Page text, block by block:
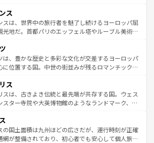
くれるイタリアで、忘れられない旅をしてみよう！
新着のイタリア情報はコンテンツ一覧 を参照してほ
根付くこの国では、情熱的なフラメンコ、熱気あふ
牛、そして美味しいタパスが生活の一部となってい
都マドリードの洗練された雰囲気や、バルセロナの
都市、穏やかなビーチリゾートまで多彩な表情を見
地方によって風土や気候が異なるスペインはその個
性で訪れる人を魅了する。 なお、新着のスペイン情報はコ
ス
スは、世界中の旅行者を魅了し続けるヨーロッパ屈
光地だ。首都パリのエッフェル塔やルーブル美術館
広い魅力が詰まっている。華麗な宮殿、歴史的な大
美しいビーチ、そして豊かな自然が、訪れる者を心
了する。また、フランスは美食の国としても知ら
シャンパンの発祥地であるランス、プロヴァンスの
いラベンダー畑など、多彩な楽しみ方が可能だ。さ
パリ以外の地域にも魅力が溢れており、どの街角に
方に足を運ぶとそれぞれで全く異なる文化を体験で
きるだろう。 なお、新着のフランス情報はコンテンツ一覧
してほしい。
は、豊かな歴史と多彩な文化が交差するヨーロッパ
に位置する国。中世の街並みが残るロマンチック街
つこの国は、どこを歩いても飽きることがない。ベ
の文化的活気、バイエルン州のアルプスの絶景、そ
イン川沿いのワイン畑といった風景は必見。ビール
好きな人にはぜひ体験してほしい。 なお、新着の
情報はコンテンツ一覧を参照してほしい。
ス
スは、古きよき伝統と最先端が共存する国。ウェス
スター寺院や大英博物館のようなランドマーク、歴
とに異なる魅力がある。また、優雅なアフタヌーン
、ビール好きにはたまらない英国パブ、サッカー観
、本場だからこそできる体験も豊富。イギリスを旅
の国土面積は九州ほどの広さだが、運行時刻が正確
網が整備されており、初心者でも安心して個人旅行